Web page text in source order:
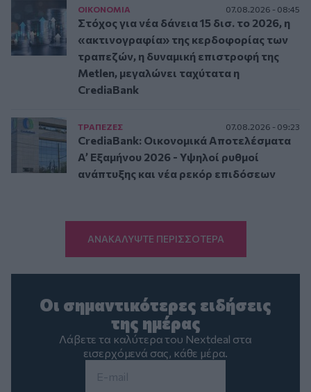
ΟΙΚΟΝΟΜΙΑ 07.08.2026 - 08:45
Στόχος για νέα δάνεια 15 δισ. το 2026, η
«ακτινογραφία» της κερδοφορίας των
τραπεζών, η δυναμική επιστροφή της
Metlen, μεγαλώνει ταχύτατα η
CrediaBank
ΤΡAΠΕΖΕΣ 07.08.2026 - 09:23
CrediaBank: Οικονομικά Αποτελέσματα
A’ Εξαμήνου 2026 - Υψηλοί ρυθμοί
ανάπτυξης και νέα ρεκόρ επιδόσεων
ΑΝΑΚΑΛΥΨΤΕ ΠΕΡΙΣΣΟΤΕΡΑ
Οι σημαντικότερες ειδήσεις
της ημέρας
Λάβετε τα καλύτερα του Nextdeal στα
εισερχόμενά σας, κάθε μέρα.